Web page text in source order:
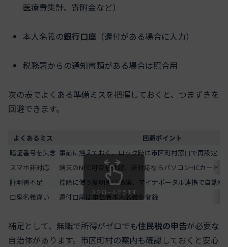
医療費集計、寄附金など）
本人名義の銀行口座 （還付がある場合に入力）
税務署からの通知書類がある場合は照合用
次の表でよくある準備ミスを把握しておくと、つまずきを
回避できます。
よくあるミス
回避ポイント
暗証番号を失念 事前に控えておく、ロック時は市区町村窓口で再設定
スマホ非対応
端末のNFC可否を確認、非対応ならパソコン+ICカード
証明書不足
控除に使う証明書は必須、マイナポータル連携で自動取
口座名義違い
還付口座は申告者本人名義を登録
スクロールできます
補足として、無職で所得がゼロでも住民税の申告が必要な
自治体があります。市区町村の案内も確認しておくと安心